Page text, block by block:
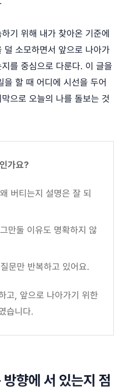
기 위해 내가 찾아온 기준에
덜 소모하면서 앞으로 나아가
를 중심으로 다룬다. 이 글을
할 때 어디에 시선을 두어
으로 오늘의 나를 돌보는 것
가요?
버티는지 설명은 잘 되
만둘 이유도 명확하지 않
문만 반복하고 있어요.
고, 앞으로 나아가기 위한
습니다.
향에 서 있는지 점